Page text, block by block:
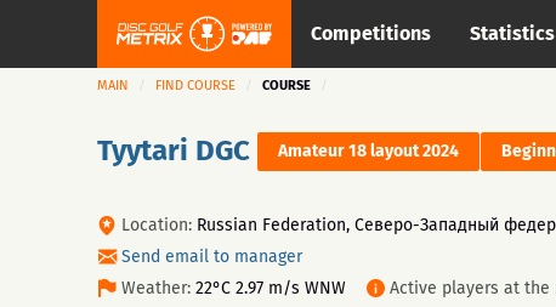
Competitions Statistics
MAIN FIND COURSE COURSE
Tyytari DGC Amateur 18 layout 2024
Location: Russian Federation, Северо-Западный
Send email to manager
Weather: 22°C 2.97 m/s WNW Active players at the